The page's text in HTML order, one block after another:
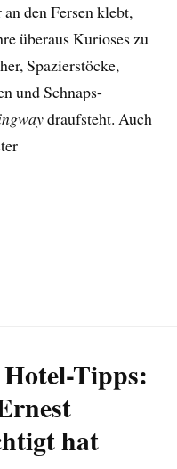
den Fersen klebt,
überaus Kurioses zu
Spazierstöcke,
und Schnaps-
draufsteht. Auch
Tipps:
hat